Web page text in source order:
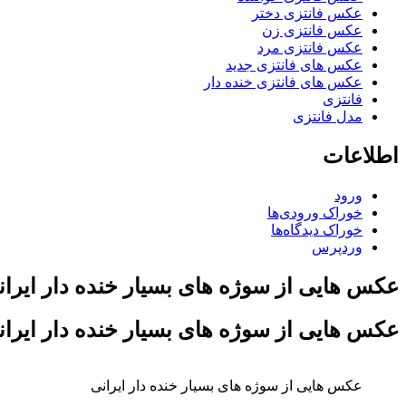
عکس فانتزی دختر
عکس فانتزی زن
عکس فانتزی مرد
عکس های فانتزی جدید
عکس های فانتزی خنده دار
فانتزی
مدل فانتزی
اطلاعات
ورود
خوراک ورودی‌ها
خوراک دیدگاه‌ها
وردپرس
عکس هایی از سوژه های بسیار خنده دار
عکس هایی از سوژه های بسیار خنده دار
عکس هایی از سوژه های بسیار خنده دار ایرانی